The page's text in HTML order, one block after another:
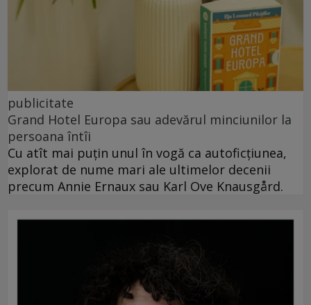
publicitate
Grand Hotel Europa sau adevărul minciunilor la
persoana întîi
Cu atît mai puțin unul în vogă ca autoficțiunea,
explorat de nume mari ale ultimelor decenii
precum Annie Ernaux sau Karl Ove Knausgård.